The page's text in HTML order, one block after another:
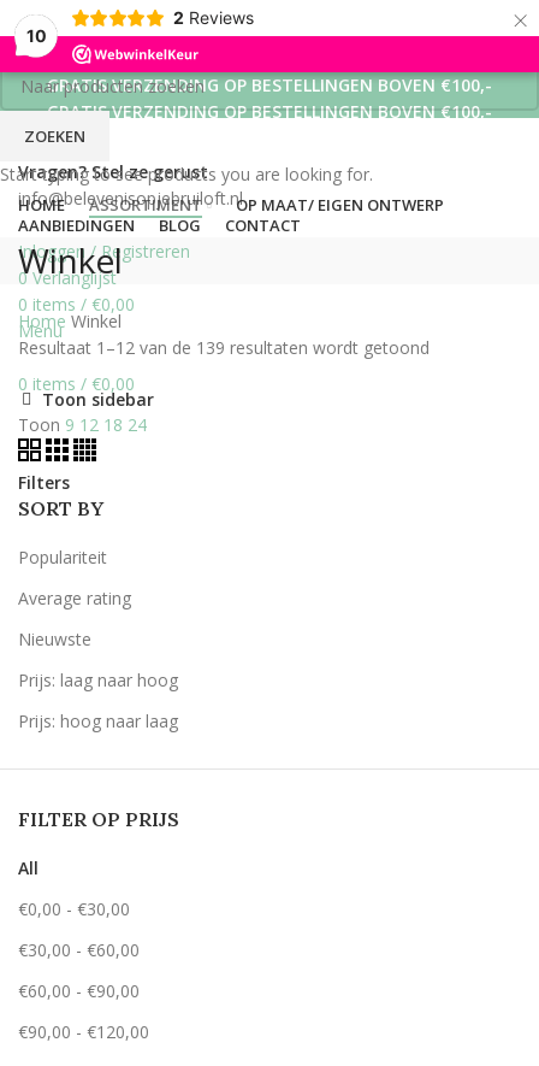
10
2 Reviews ×
GRATIS VERZENDING OP BESTELLINGEN BOVEN €100,-
GRATIS VERZENDING OP BESTELLINGEN BOVEN €100,-
GRATIS VERZENDING OP BESTELLINGEN BOVEN €100,-
Vragen? Stel ze gerust
info@belevenisopjebruiloft.nl
Inloggen / Registreren
0Verlanglijst
0 items / €0,00
Menu
0 items / €0,00
HOME ASSORTIMENT
OP MAAT/ EIGEN ONTWERP
AANBIEDINGEN
BLOG CONTACT
Winkel
Home Winkel
Resultaat 1–12 van de 139 resultaten wordt getoond
Toon sidebar
Toon 9 12 18 24
Filters
SORT BY
Populariteit
Average rating
Nieuwste
Prijs: laag naar hoog
Prijs: hoog naar laag
FILTER OP PRIJS
All
€0,00 - €30,00
€30,00 - €60,00
€60,00 - €90,00
€90,00 - €120,00
ZOEKEN
Start typing to see products you are looking for.